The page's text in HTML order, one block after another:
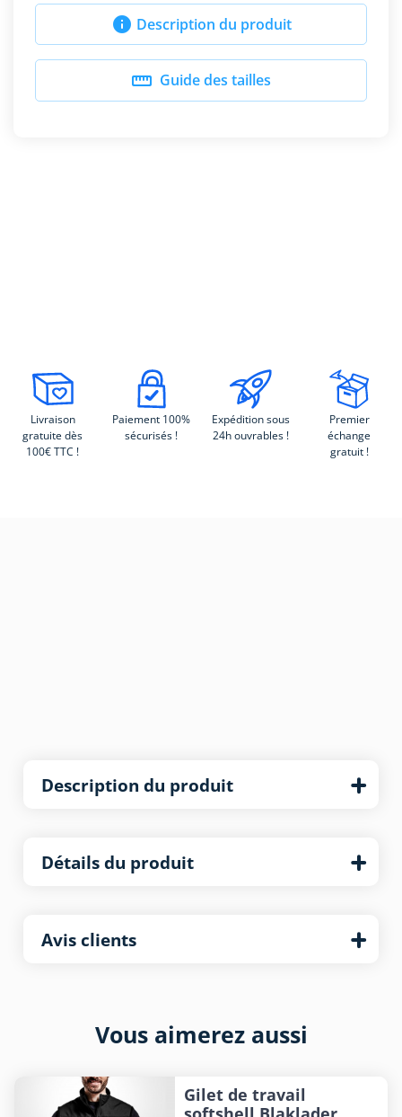
 Description du produit
 Guide des tailles
Livraison
gratuite dès
100€ TTC !
Paiement 100%
sécurisés !
Expédition sous
24h ouvrables !
Premier
échange
gratuit !
Description du produit
Détails du produit
Avis clients
Vous aimerez aussi
Gilet de travail